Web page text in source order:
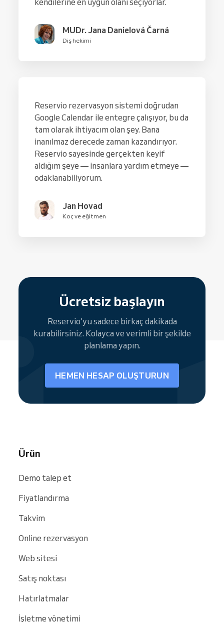
kendilerine en uygun olanı seçiyorlar.
MUDr. Jana Danielová Čarná
Diş hekimi
Reservio rezervasyon sistemi doğrudan
Google Calendar ile entegre çalışıyor, bu da
tam olarak ihtiyacım olan şey. Bana
inanılmaz derecede zaman kazandırıyor.
Reservio sayesinde gerçekten keyif
aldığım şeye — insanlara yardım etmeye —
odaklanabiliyorum.
Jan Hovad
Koç ve eğitmen
Ücretsiz başlayın
Reservio’yu sadece birkaç dakikada
kurabilirsiniz. Kolayca ve verimli bir şekilde
planlama yapın.
HEMEN HESAP OLUŞTURUN
Ürün
Demo talep et
Fiyatlandırma
Takvim
Online rezervasyon
Web sitesi
Satış noktası
Hatırlatmalar
İşletme yönetimi